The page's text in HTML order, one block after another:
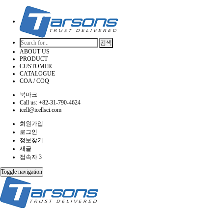
검색
ABOUT US
PRODUCT
CUSTOMER
CATALOGUE
COA / COQ
북마크
Call us: +82-31-790-4624
icell@icellsci.com
회원가입
로그인
정보찾기
새글
접속자 3
Toggle navigation